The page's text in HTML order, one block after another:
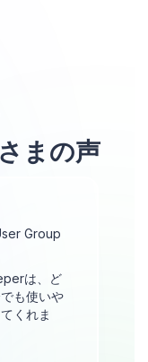
まの声
Group
は、ど
も使いや
くれま